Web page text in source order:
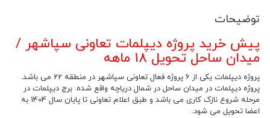
توضیحات
پیش خرید پروژه دیپلمات تعاونی سپاشهر /
میدان ساحل تحویل 18 ماهه
پروژه دیپلمات یکی از 6 پروژه فعال تعاونی سپاشهر در منطقه 22 می باشد.
پروژه دیپلمات در میدان ساحل در شمال دریاچه واقع شده. برج دیپلمات در
مرحله شروع نازک کاری می باشد و طبق اعلام تعاونی تا پایان سال 1404 به
اعضا تحویل می شود.